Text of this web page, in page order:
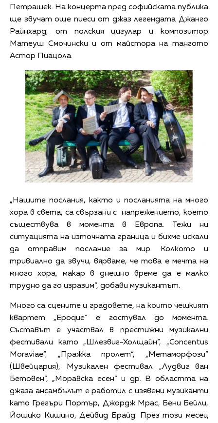
Петрашек. На концерта пред софийската публика
ще звучат още пиеси от джаз легендата Джанго
Райнхард, от полския цигулар и композитор
Матеуш Смочински и от майстора на тангото
Астор Пиацола.
„Нашите послания, както и посланията на много
хора в света, са свързани с напрежението, което
съществува в момента в Европа. Тежи ни
ситуацията на източната граница и бихме искали
да отправим послание за мир. Колкото и
тривиално да звучи, вярваме, че това е мечта на
много хора, макар в днешно време да е малко
трудно да го изразим“, добави музикантът.
Много са сцените и градовете, на които чешкият
квартет „Epoque“ е гостувал до момента.
Съставът е участвал в престижни музикални
фестивали като „Шлезвиг-Холщайн“, „Concentus
Moraviae“, „Пражка пролет“, „Метаморфози“
(Швейцария), Музикален фестивал „Лудвиг ван
Бетовен“, „Моравска есен“ и др. В областта на
джаза ансамбълът е работил с изявени музиканти
като Грегъри Портър, Джордж Мрас, Бени Бейли,
Йошико Кишино, Дейвид Брайд. През този месец